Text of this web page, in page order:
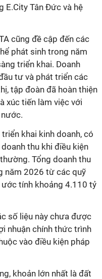
E.City Tân Đức và hệ
cũng đề cập đến các
phát sinh trong năm
triển khai. Doanh
tư và phát triển các
tập đoàn đã hoàn thiện
xúc tiến làm việc với
khai kinh doanh, có
thu khi điều kiện
Tổng doanh thu
năm 2026 từ các quỹ
tính khoảng 4.110 tỷ
số liệu này chưa được
nhuận chính thức trình
vào điều kiện pháp
khoản lớn nhất là đất